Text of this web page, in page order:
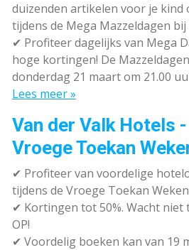
duizenden artikelen voor je kind
tijdens de Mega Mazzeldagen bij
✔ Profiteer dagelijks van Mega
hoge kortingen! De
donderdag 21 maart om 21.00
Lees meer »
Van der Valk Hotels -
Vroege Toekan
✔ Profiteer van voordelige
tijdens de Vroege Toekan
✔ Kortingen tot 50%. Wacht niet
OP!
✔ Voordelig boeken kan van 19